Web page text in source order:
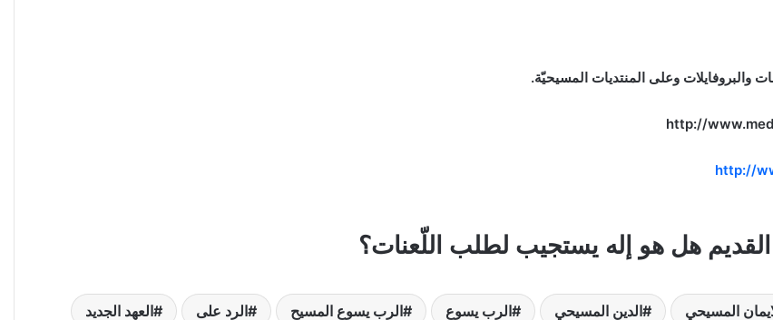
والبروفايلات وعلى المنتديات المسيحيّة.
http://
القديم هل هو إله يستجيب لطلب اللّعنات؟
المسيحي الدين المسيحي الرب يسوع الرب يسوع المسيح الرد على العهد الجديد